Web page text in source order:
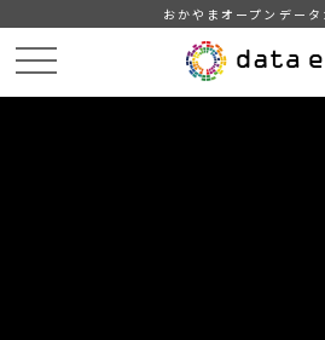
おかやまオープンデータ